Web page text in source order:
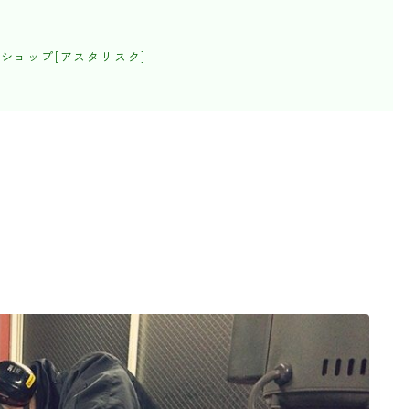
ョップ[アスタリスク]